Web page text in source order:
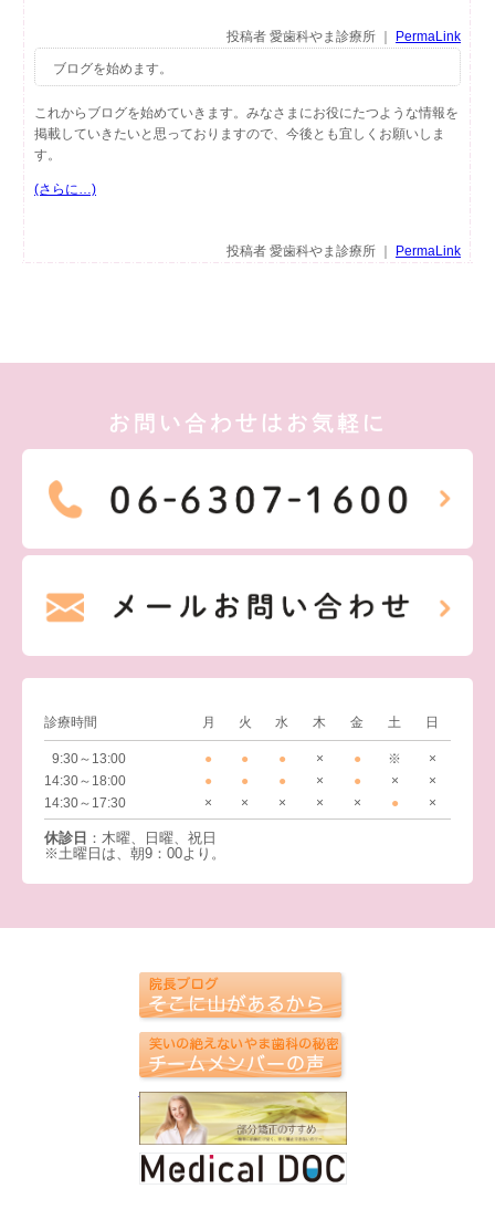
投稿者 愛歯科やま診療所 ｜ PermaLink
ブログを始めます。
これからブログを始めていきます。みなさまにお役にたつような情報を
掲載していきたいと思っておりますので、今後とも宜しくお願いしま
す。
(さらに…)
投稿者 愛歯科やま診療所 ｜ PermaLink
お問い合わせはお気軽に
診療時間 月 火 水 木 金 土 日
9:30～13:00 ● ● ● × ● ※
×
14:30～18:00
● ● ● × ● ×
×
14:30～17:30
× × × × × ● ×
休診日 ：木曜、日曜、祝日
※土曜日は、朝9：00より。